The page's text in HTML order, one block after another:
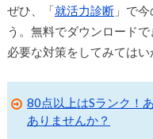
ぜひ、「就活力診断」で今
う。無料でダウンロード
必要な対策をしてみてはい
80点以上はSランク！
ありませんか？